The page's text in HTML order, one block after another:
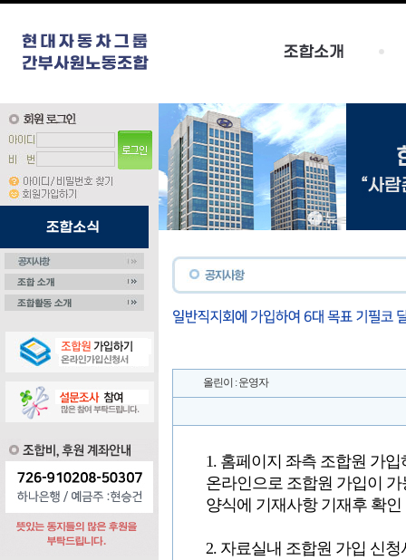
올린이 : 운영자
1. 홈페이지 좌측 조합원 가
온라인으로 조합원 가입이
양식에 기재사항 기재후 확
2. 자료실내 조합원 가입 신